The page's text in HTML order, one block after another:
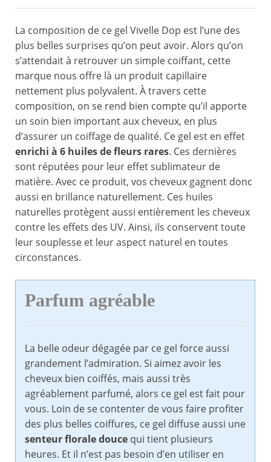
La composition de ce gel Vivelle Dop est l’une des
plus belles surprises qu’on peut avoir. Alors qu’on
s’attendait à retrouver un simple coiffant, cette
marque nous offre là un produit capillaire
nettement plus polyvalent. À travers cette
composition, on se rend bien compte qu’il apporte
un soin bien important aux cheveux, en plus
d’assurer un coiffage de qualité. Ce gel est en effet
enrichi à 6 huiles de fleurs rares. Ces dernières
sont réputées pour leur effet sublimateur de
matière. Avec ce produit, vos cheveux gagnent donc
aussi en brillance naturellement. Ces huiles
naturelles protègent aussi entièrement les cheveux
contre les effets des UV. Ainsi, ils conservent toute
leur souplesse et leur aspect naturel en toutes
circonstances.
Parfum agréable
La belle odeur dégagée par ce gel force aussi
grandement l’admiration. Si aimez avoir les
cheveux bien coiffés, mais aussi très
agréablement parfumé, alors ce gel est fait pour
vous. Loin de se contenter de vous faire profiter
des plus belles coiffures, ce gel diffuse aussi une
senteur florale douce qui tient plusieurs
heures. Et il n’est pas besoin d’en utiliser en